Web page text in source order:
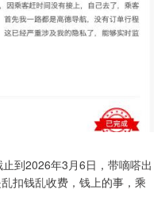
到2026年3月6日，带嘀嗒出
扣钱乱收费，钱上的事，乘